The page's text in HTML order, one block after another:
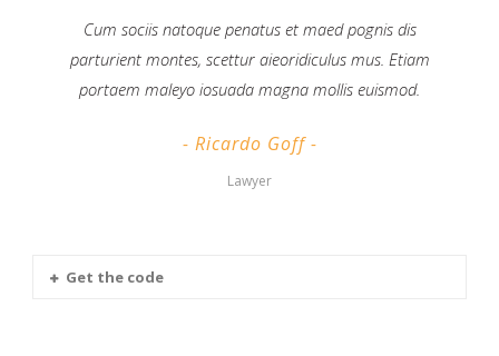
Cum sociis natoque penatus et maed pognis dis
parturient montes, scettur aieoridiculus mus. Etiam
portaem maleyo iosuada magna mollis euismod.
Ricardo Goff
Lawyer
Get the code